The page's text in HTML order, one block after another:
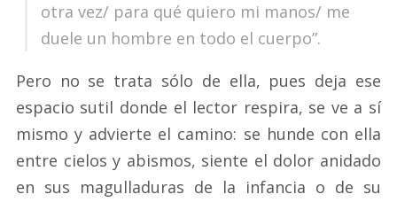
otra vez/ para qué quiero mi manos/ me
duele un hombre en todo el cuerpo”.
Pero no se trata sólo de ella, pues deja ese
espacio sutil donde el lector respira, se ve a sí
mismo y advierte el camino: se hunde con ella
entre cielos y abismos, siente el dolor anidado
en sus magulladuras de la infancia o de su